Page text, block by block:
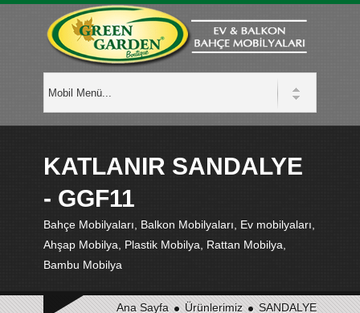
KATLANIR SANDALYE
- GGF11
Bahçe Mobilyaları, Balkon Mobilyaları, Ev mobilyaları,
Ahşap Mobilya, Plastik Mobilya, Rattan Mobilya,
Bambu Mobilya
Ana Sayfa Ürünlerimiz SANDALYE